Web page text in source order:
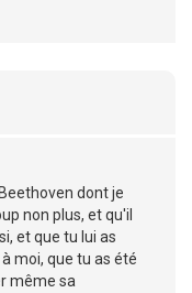
dont je
non plus, et qu'il
et que tu lui as
moi, que tu as été
même sa